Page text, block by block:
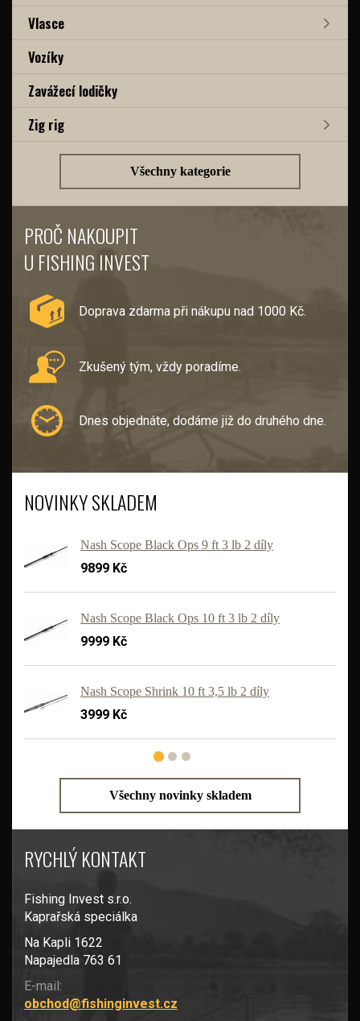
Vlasce
Vozíky
Zavážecí lodičky
Zig rig
Všechny kategorie
PROČ NAKOUPIT
U FISHING INVEST
Doprava zdarma při nákupu nad 1000 Kč.
Zkušený tým, vždy poradíme.
Dnes objednáte, dodáme již do druhého dne.
NOVINKY SKLADEM
Nash Scope Black Ops 9 ft 3 lb 2 díly
9899 Kč
Nash Scope Black Ops 10 ft 3 lb 2 díly
9999 Kč
Nash Scope Shrink 10 ft 3,5 lb 2 díly
3999 Kč
Všechny novinky skladem
RYCHLÝ KONTAKT
Fishing Invest s.r.o.
Kaprařská speciálka
Na Kapli 1622
Napajedla 763 61
E-mail:
obchod@fishinginvest.cz